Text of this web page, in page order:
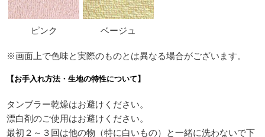
ピンク ベージュ
※画面上で色味と実際のものとは異なる場合がございます。
【お手入れ方法・生地の特性について】
タンブラー乾燥はお避けください。
漂白剤のご使用はお避けください。
最初２～３回は他の物（特に白いもの）と一緒に洗わないで下